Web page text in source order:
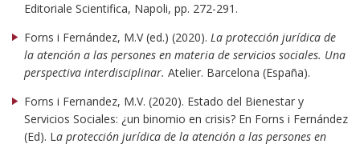
Editoriale Scientifica, Napoli, pp. 272-291.
Forns i Fernández, M.V (ed.) (2020). La protección jurídica de
la atención a las persones en materia de servicios sociales. Una
perspectiva interdisciplinar. Atelier. Barcelona (España).
Forns i Fernandez, M.V. (2020). Estado del Bienestar y
Servicios Sociales: ¿un binomio en crisis? En Forns i Fernández
(Ed). La protección jurídica de la atención a las persones en